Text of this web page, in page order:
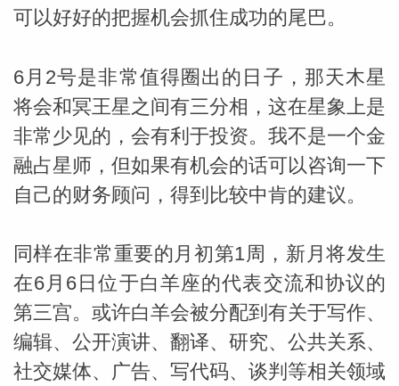
米勒
可以好好的把握机会抓住成功的尾巴。
6月2号是非常值得圈出的日子，那天木星
将会和冥王星之间有三分相，这在星象上是
非常少见的，会有利于投资。我不是一个金
融占星师，但如果有机会的话可以咨询一下
自己的财务顾问，得到比较中肯的建议。
同样在非常重要的月初第1周，新月将发生
在6月6日位于白羊座的代表交流和协议的
第三宫。或许白羊会被分配到有关于写作、
编辑、公开演讲、翻译、研究、公共关系、
社交媒体、广告、写代码、谈判等相关领域